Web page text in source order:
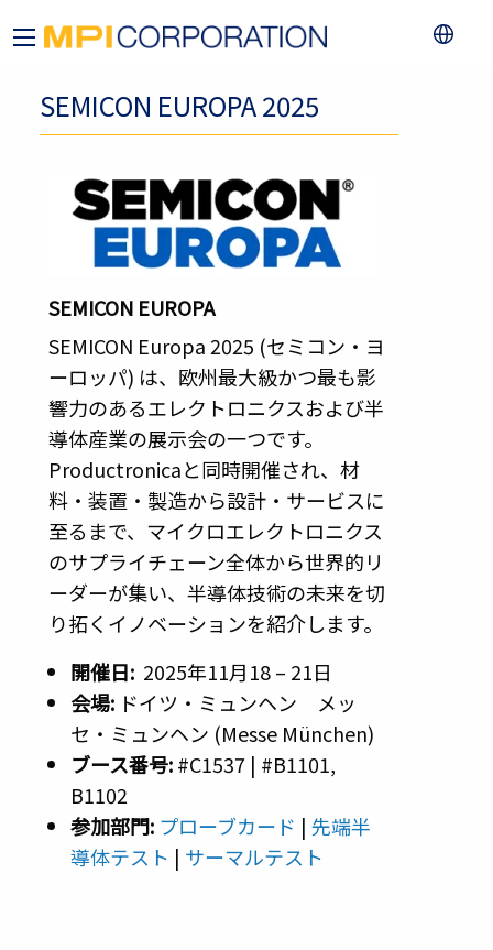
SEMICON EUROPA 2025
SEMICON EUROPA
SEMICON Europa 2025 (セミコン・ヨ
ーロッパ) は、欧州最大級かつ最も影
響力のあるエレクトロニクスおよび半
導体産業の展示会の一つです。
Productronicaと同時開催され、材
料・装置・製造から設計・サービスに
至るまで、マイクロエレクトロニクス
のサプライチェーン全体から世界的リ
ーダーが集い、半導体技術の未来を切
り拓くイノベーションを紹介します。
開催日:2025年11月18 – 21日
会場:ドイツ・ミュンヘン メッ
セ・ミュンヘン (Messe München)
ブース番号:#C1537 | #B1101,
B1102
参加部門: プローブカード | 先端半
導体テスト | サーマルテスト